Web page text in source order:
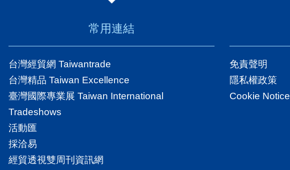
常用連結
台灣經貿網 Taiwantrade
台灣精品 Taiwan Excellence
臺灣國際專業展 Taiwan International
Tradeshows
活動匯
採洽易
經貿透視雙周刊資訊網
免責聲明
隱私權政策
Cookie Notice